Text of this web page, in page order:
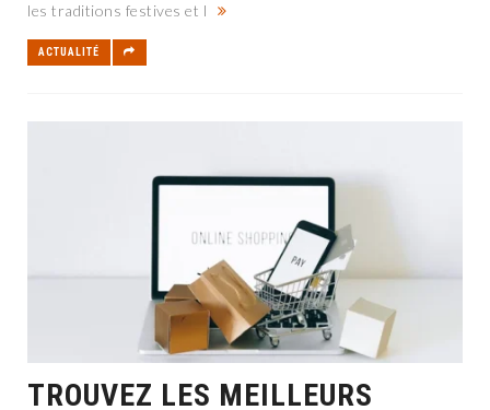
les traditions festives et l
ACTUALITÉ
TROUVEZ LES MEILLEURS